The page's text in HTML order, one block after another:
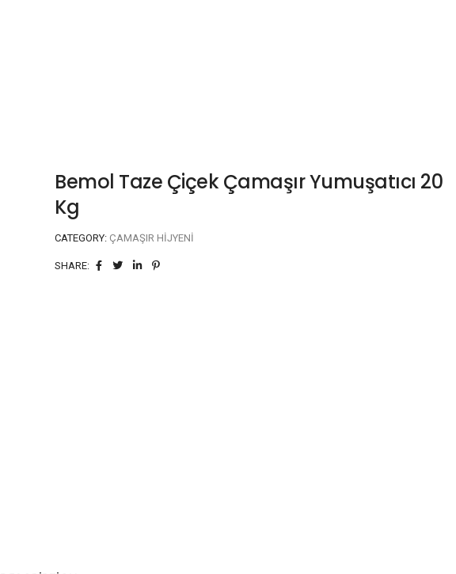
Bemol Taze Çiçek Çamaşır Yumuşatıcı 20
Kg
CATEGORY: ÇAMAŞIR HIJYENI
SHARE: